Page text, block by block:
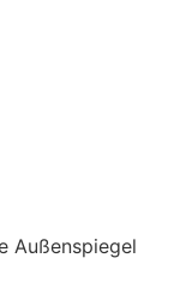
Außenspiegel